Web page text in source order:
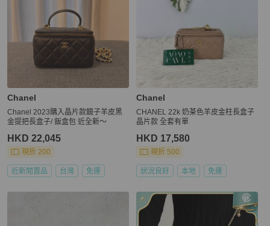
Chanel
Chanel 2023購入晶片款鏡子羊皮黑
金提把長盒子/ 飯盒包 近全新～
HKD 22,045
現折 200
近新閒置品 台灣 免運
Chanel
CHANEL 22k 奶茶色羊皮金柱長盒子
晶片款 全套有單
HKD 17,580
現折 500
狀況良好 本地 免運